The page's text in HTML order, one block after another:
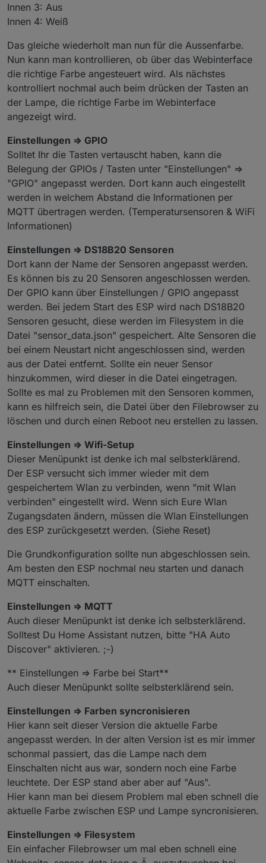
Innen 3: Aus
Innen 4: Weiß
Das gleiche wiederholt man nun für die Aussenfarbe.
Nun kann man kontrollieren, ob über das Webinterface
die richtige Farbe angesteuert wird. Als nächstes
kontrolliert nochmal auch beim drücken der Tasten an
der Lampe, die richtige Farbe im Webinterface
angezeigt wird.
Einstellungen => GPIO
Solltet Ihr die Tasten vertauscht haben, kann die
Belegung der GPIOs / Tasten unter "Einstellungen" =>
"GPIO" angepasst werden. Dort kann auch eingestellt
werden in welchem Abstand die Informationen per
MQTT übertragen werden. (Temperatursensoren & WiFi
Informationen)
Einstellungen => DS18B20 Sensoren
Dort kann der Name der Sensoren angepasst werden.
Es können bis zu 20 Sensoren angeschlossen werden.
Der GPIO kann über Einstellungen / GPIO angepasst
werden. Bei jedem Start des ESP wird nach DS18B20
Sensoren gesucht, diese werden im Filesystem in die
Datei "sensor_data.json" gespeichert. Alte Sensoren die
bei einem Neustart nicht angeschlossen sind, werden
aus der Datei entfernt. Sollte ein neuer Sensor
hinzukommen, wird dieser in die Datei eingetragen.
Sollte es mal zu Problemen mit den Sensoren kommen,
kann es hilfreich sein, die Datei über den Filebrowser zu
löschen und durch einen Reboot neu erstellen zu lassen.
Einstellungen => Wifi-Setup
Dieser Menüpunkt ist denke ich mal selbsterklärend.
Der ESP versucht sich immer wieder mit dem
gespeichertem Wlan zu verbinden, wenn "mit Wlan
verbinden" eingestellt wird. Wenn sich Eure Wlan
Zugangsdaten ändern, müssen die Wlan Einstellungen
des ESP zurückgesetzt werden. (Siehe Reset)
Die Grundkonfiguration sollte nun abgeschlossen sein.
Am besten den ESP nochmal neu starten und danach
MQTT einschalten.
Einstellungen => MQTT
Auch dieser Menüpunkt ist denke ich selbsterklärend.
Solltest Du Home Assistant nutzen, bitte "HA Auto
Discover" aktivieren. ;-)
** Einstellungen => Farbe bei Start**
Auch dieser Menüpunkt sollte selbsterklärend sein.
Einstellungen => Farben syncronisieren
Hier kann seit dieser Version die aktuelle Farbe
angepasst werden. In der alten Version ist es mir immer
schonmal passiert, das die Lampe nach dem
Einschalten nicht aus war, sondern noch eine Farbe
leuchtete. Der ESP stand aber aber auf "Aus".
Hier kann man bei diesem Problem mal eben schnell die
aktuelle Farbe zwischen ESP und Lampe syncronisieren.
Einstellungen => Filesystem
Ein einfacher Filebrowser um mal eben schnell eine